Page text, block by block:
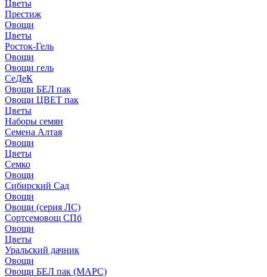
Цветы
Престиж
Овощи
Цветы
Росток-Гель
Овощи
Овощи гель
СеДеК
Овощи БЕЛ пак
Овощи ЦВЕТ пак
Цветы
Наборы семян
Семена Алтая
Овощи
Цветы
Семко
Овощи
Сибирский Сад
Овощи
Овощи (серия ЛС)
Сортсемовощ СПб
Овощи
Цветы
Уральский дачник
Овощи
Овощи БЕЛ пак (МАРС)